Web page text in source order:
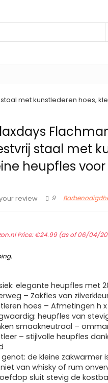
met kunstlederen hoes,
staal met
heupfles
review 9
Price:€24.99(as of 06/04/
.
elegante heupfles met
– Zakfles van
hoes – Afmetingen h x
heupfles van
smaakneutraal –
– stijlvolle heupfles
genot: de kleine zakwarmer
van whisky of rum
sluit stevig de